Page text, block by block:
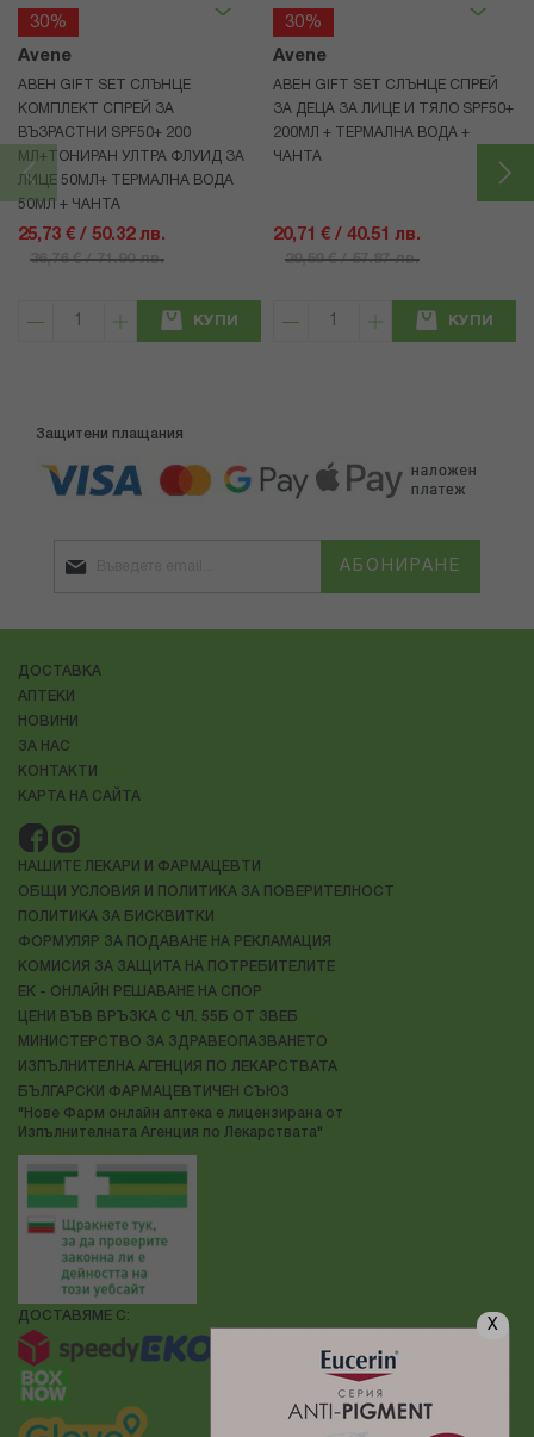
X
30%
Avene
АВЕН GIFT SET СЛЪНЦЕ
КОМПЛЕКТ СПРЕЙ ЗА
ВЪЗРАСТНИ SPF50+ 200
МЛ+ТОНИРАН УЛТРА ФЛУИД ЗА
ЛИЦЕ 50МЛ+ ТЕРМАЛНА ВОДА
50МЛ + ЧАНТА
25,73 € / 50.32 лв.
36,76 € / 71.90 лв.
КУПИ
30%
Avene
АВЕН GIFT SET СЛЪНЦЕ СПРЕЙ
ЗА ДЕЦА ЗА ЛИЦЕ И ТЯЛО SPF50+
200МЛ + ТЕРМАЛНА ВОДА +
ЧАНТА
20,71 € / 40.51 лв.
29,59 € / 57.87 лв.
КУПИ
Защитени плащания
АБОНИРАНЕ
ДОСТАВКА
АПТЕКИ
НОВИНИ
ЗА НАС
КОНТАКТИ
КАРТА НА САЙТА
НАШИТЕ ЛЕКАРИ И ФАРМАЦЕВТИ
ОБЩИ УСЛОВИЯ И ПОЛИТИКА ЗА ПОВЕРИТЕЛНОСТ
ПОЛИТИКА ЗА БИСКВИТКИ
ФОРМУЛЯР ЗА ПОДАВАНЕ НА РЕКЛАМАЦИЯ
КОМИСИЯ ЗА ЗАЩИТА НА ПОТРЕБИТЕЛИТЕ
ЕК - ОНЛАЙН РЕШАВАНЕ НА СПОР
ЦЕНИ ВЪВ ВРЪЗКА С ЧЛ. 55Б ОТ ЗВЕБ
МИНИСТЕРСТВО ЗА ЗДРАВЕОПАЗВАНЕТО
ИЗПЪЛНИТЕЛНА АГЕНЦИЯ ПО ЛЕКАРСТВАТА
БЪЛГАРСКИ ФАРМАЦЕВТИЧЕН СЪЮЗ
"Нове Фарм онлайн аптека е лицензирана от
Изпълнителната Агенция по Лекарствата"
ДОСТАВЯМЕ С: